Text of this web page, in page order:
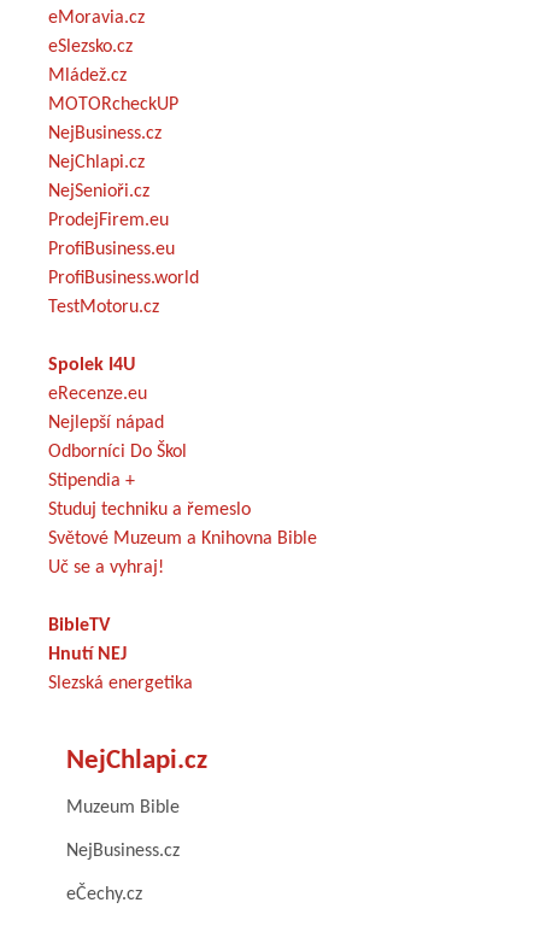
eMoravia.cz
eSlezsko.cz
Mládež.cz
MOTORcheckUP
NejBusiness.cz
NejChlapi.cz
NejSenioři.cz
ProdejFirem.eu
ProfiBusiness.eu
ProfiBusiness.world
TestMotoru.cz
Spolek I4U
eRecenze.eu
Nejlepší nápad
Odborníci Do Škol
Stipendia +
Studuj techniku a řemeslo
Světové Muzeum a Knihovna Bible
Uč se a vyhraj!
BibleTV
Hnutí NEJ
Slezská energetika
NejChlapi.cz
Muzeum Bible
NejBusiness.cz
eČechy.cz